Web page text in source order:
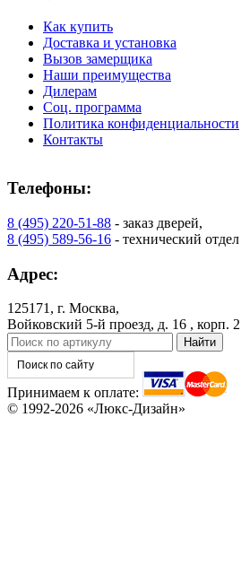
Как купить
Доставка и установка
Вызов замерщика
Наши преимущества
Дилерам
Соц. программа
Политика конфиденциальности
Контакты
Телефоны:
8 (495) 220-51-88 - заказ дверей,
8 (495) 589-56-16 - технический отдел
Адрес:
125171, г. Москва,
Войковский 5-й проезд, д. 16 , корп. 2
Принимаем к оплате:
© 1992-2026 «Люкс-Дизайн»